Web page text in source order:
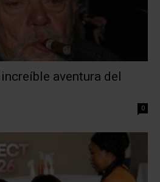
aventura del
0